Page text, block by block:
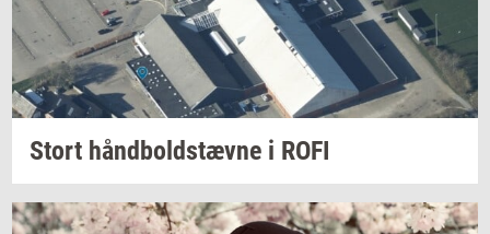
Stort hånd­bold­stæv­ne i ROFI